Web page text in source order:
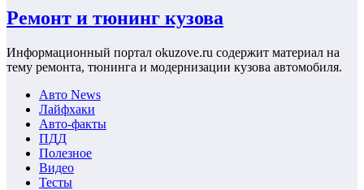
Ремонт и тюнинг кузова
Информационный портал okuzove.ru содержит материал на
тему ремонта, тюнинга и модернизации кузова автомобиля.
Авто News
Лайфхаки
Авто-факты
ПДД
Полезное
Видео
Тесты